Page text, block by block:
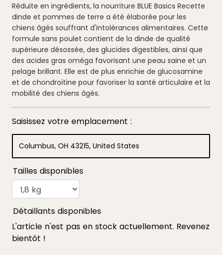
sur
5
,
valeur
de
note
moyenne.
Read
78
Reviews.
Lien
vers
même
Réduite en ingrédients, la nourriture BLUE Basics Recette
dinde et pommes de terre a été élaborée pour les
chiens âgés souffrant d'intolérances alimentaires. Cette
formule sans poulet contient de la dinde de qualité
supérieure désossée, des glucides digestibles, ainsi que
des acides gras oméga favorisant une peau saine et un
pelage brillant. Elle est de plus enrichie de glucosamine
et de chondroïtine pour favoriser la santé articulaire et la
mobilité des chiens âgés.